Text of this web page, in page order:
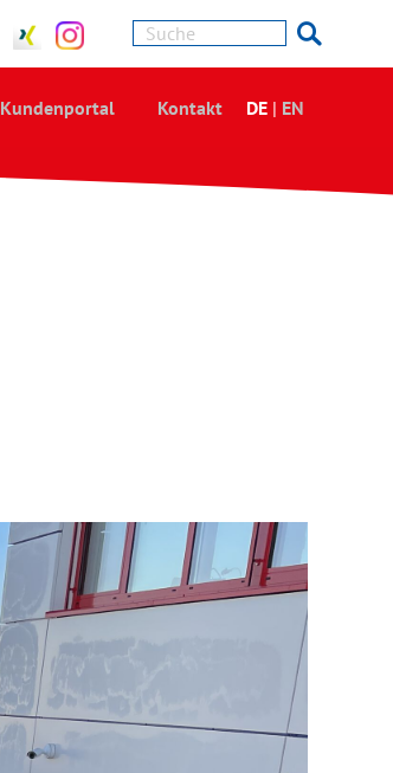
Kundenportal Kontakt DE | EN